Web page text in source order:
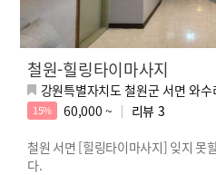
철원-힐링타이마사지
강원특별자치도 철원군 서면 와
15% 60,000 ~ 리뷰 3
철원 서면 [힐링타이마사지] 잊지 못
다.